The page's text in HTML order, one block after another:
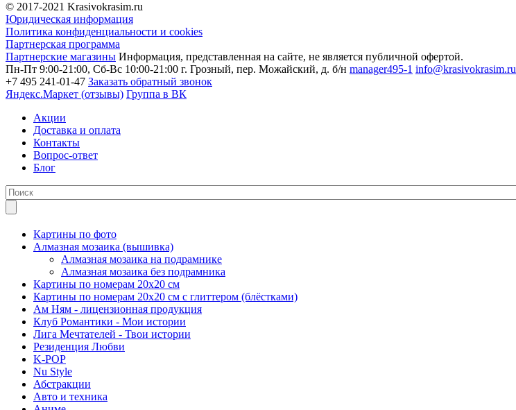
© 2017-2021 Krasivokrasim.ru
Юридическая информация
Политика конфиденциальности и cookies
Партнерская программа
Партнерские магазины Информация, представленная на сайте, не является публичной офертой.
Пн-Пт 9:00-21:00, Сб-Вс 10:00-21:00 г. Грозный, пер. Можайский, д. б/н manager495-1 info@krasivokrasim.ru
+7 495 241-01-47 Заказать обратный звонок
Яндекс.Маркет (отзывы) Группа в ВК
Акции
Доставка и оплата
Контакты
Вопрос-ответ
Блог
Картины по фото
Алмазная мозаика (вышивка)
Алмазная мозаика на подрамнике
Алмазная мозаика без подрамника
Картины по номерам 20х20 см
Картины по номерам 20х20 см с глиттером (блёстками)
Ам Ням - лицензионная продукция
Клуб Романтики - Мои истории
Лига Мечтателей - Твои истории
Резиденция Любви
K-POP
Nu Style
Абстракции
Авто и техника